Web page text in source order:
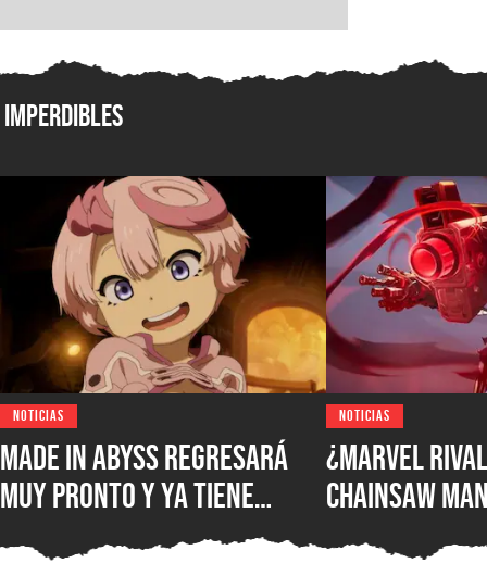
Imperdibles
NOTICIAS
Made in Abyss regresará
muy pronto y ya tiene
ventana de estreno, la
nueva película llegará a
NOTICIAS
¿Marvel
Chainsaw
comparan a
Demonio